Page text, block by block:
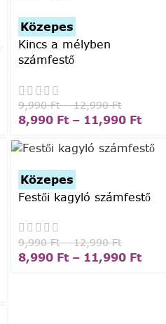
Közepes
Kincs a mélyben
számfestő
9,990Ft – 12,990Ft
8,990 Ft – 11,990 Ft
Közepes
Festői kagyló számfestő
9,990Ft – 12,990Ft
8,990 Ft – 11,990 Ft